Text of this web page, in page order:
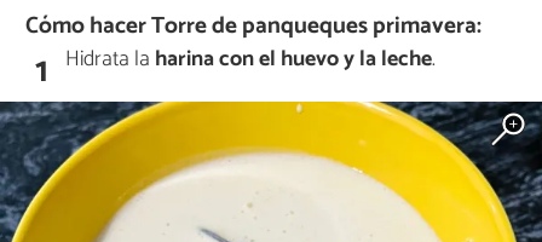
Cómo hacer Torre de panqueques primavera:
1 Hidrata la harina con el huevo y la leche.